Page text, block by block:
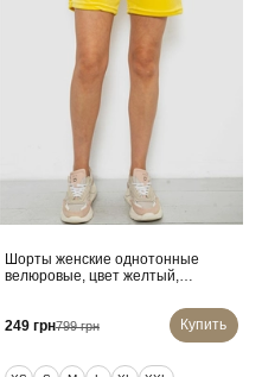
Шорты женские однотонные
велюровые, цвет желтый,
249 грн799 грн Купить